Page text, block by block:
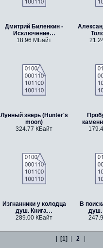
Дмитрий Биленкин -
Исключение…
18.96 МБайт
Лунный зверь (Hunter's
moon)
324.77 КБайт
Изгнанники у колодца
душ. Книга…
289.00 КБайт
В
душ.
[1] 2